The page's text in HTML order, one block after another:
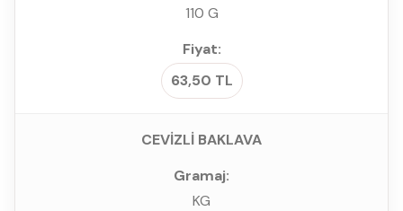
110 G
63,50 TL
CEVİZLİ BAKLAVA
KG